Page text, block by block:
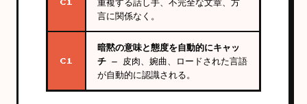
C1
言に関係なく。
C1
暗黙の意味と態度を自動的にキャッ
チ — 皮肉、婉曲、ロードされた言語
が自動的に認識される。